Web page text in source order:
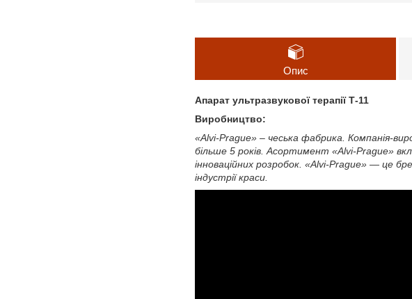
Опис
Апарат ультразвукової терапії Т-11
Виробництво:
«Alvi-Prague» – чеська фабрика. Компанія-
більше 5 років. Асортимент «Alvi-Prague»
інноваційних розробок. «Alvi-Prague» ― це
індустрії краси.